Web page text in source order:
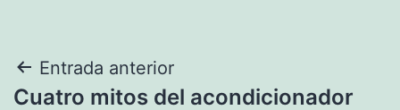
Navegación
Entrada anterior
Cuatro mitos del acondicionador